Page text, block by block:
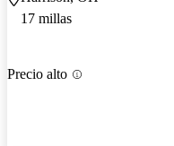
17 millas
Precio alto